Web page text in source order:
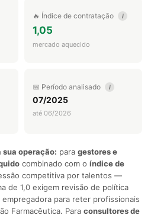
🔥 Índice de contratação i
1,05
mercado aquecido
📅 Período analisado i
07/2025
até 06/2026
sua operação: para gestores e
combinado com o índice de
competitiva por talentos —
de 1,0 exigem revisão de política
para reter profissionais
Farmacêutica. Para consultores de